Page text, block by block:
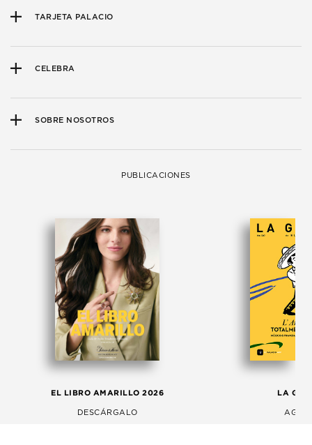
TARJETA PALACIO
CELEBRA
SOBRE NOSOTROS
PUBLICACIONES
EL LIBRO AMARILLO 2026
DESCÁRGALO
LA